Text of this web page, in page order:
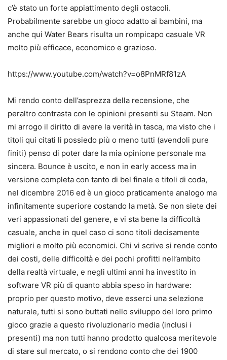
c’è stato un forte appiattimento degli ostacoli.
Probabilmente sarebbe un gioco adatto ai bambini, ma
anche qui Water Bears risulta un rompicapo casuale VR
molto più efficace, economico e grazioso.
https://www.youtube.com/watch?v=o8PnMRf81zA
Mi rendo conto dell’asprezza della recensione, che
peraltro contrasta con le opinioni presenti su Steam. Non
mi arrogo il diritto di avere la verità in tasca, ma visto che i
titoli qui citati li possiedo più o meno tutti (avendoli pure
finiti) penso di poter dare la mia opinione personale ma
sincera. Bounce è uscito, e non in early access ma in
versione completa con tanto di bel finale e titoli di coda,
nel dicembre 2016 ed è un gioco praticamente analogo ma
infinitamente superiore costando la metà. Se non siete dei
veri appassionati del genere, e vi sta bene la difficoltà
casuale, anche in quel caso ci sono titoli decisamente
migliori e molto più economici. Chi vi scrive si rende conto
dei costi, delle difficoltà e dei pochi profitti nell’ambito
della realtà virtuale, e negli ultimi anni ha investito in
software VR più di quanto abbia speso in hardware:
proprio per questo motivo, deve esserci una selezione
naturale, tutti si sono buttati nello sviluppo del loro primo
gioco grazie a questo rivoluzionario media (inclusi i
presenti) ma non tutti hanno prodotto qualcosa meritevole
di stare sul mercato, o si rendono conto che dei 1900